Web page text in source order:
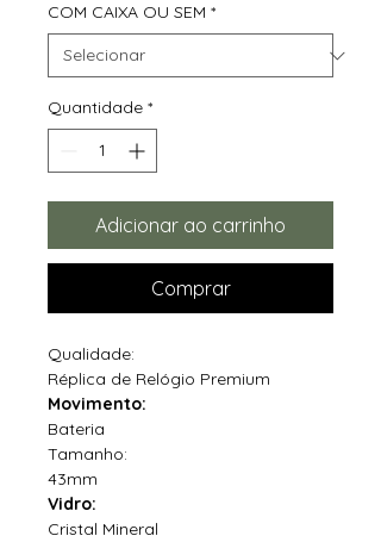
COM CAIXA OU SEM *
Quantidade *
Adicionar ao carrinho
Comprar
Qualidade:
Réplica de Relógio Premium
Movimento:
Bateria
Tamanho:
43mm
Vidro:
Cristal Mineral